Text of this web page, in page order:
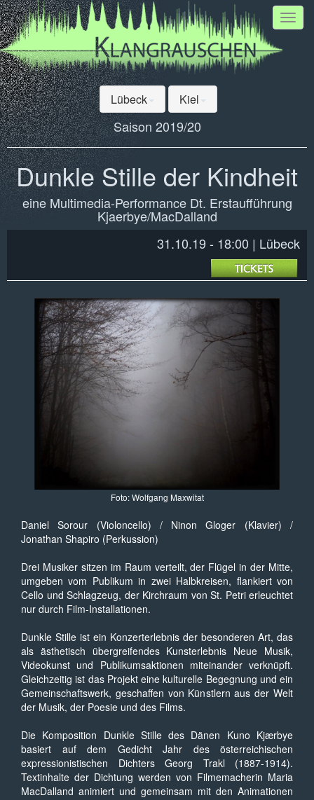
Lübeck Kiel
Saison 2019/20
Dunkle Stille der Kindheit
eine Multimedia-Performance Dt. Erstaufführung
Kjaerbye/MacDalland
31.10.19 - 18:00
Lübeck
Foto: Wolfgang Maxwitat
Daniel Sorour (Violoncello) / Ninon Gloger (Klavier) /
Jonathan Shapiro (Perkussion)
Drei Musiker sitzen im Raum verteilt, der Flügel in der Mitte,
umgeben vom Publikum in zwei Halbkreisen, flankiert von
Cello und Schlagzeug, der Kirchraum von St. Petri erleuchtet
nur durch Film-Installationen.
Dunkle Stille ist ein Konzerterlebnis der besonderen Art, das
als ästhetisch übergreifendes Kunsterlebnis Neue Musik,
Videokunst und Publikumsaktionen miteinander verknüpft.
Gleichzeitig ist das Projekt eine kulturelle Begegnung und ein
Gemeinschaftswerk, geschaffen von Künstlern aus der Welt
der Musik, der Poesie und des Films.
Die Komposition Dunkle Stille des Dänen Kuno Kjærbye
basiert auf dem Gedicht Jahr des österreichischen
expressionistischen Dichters Georg Trakl (1887-1914).
Textinhalte der Dichtung werden von Filmemacherin Maria
MacDalland animiert und gemeinsam mit den Animationen